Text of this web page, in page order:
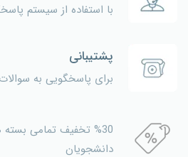
با استفاده از سیستم
پشتیبانی
برای پاسخگویی به
%30 تخفیف تمامی
دانشجویان